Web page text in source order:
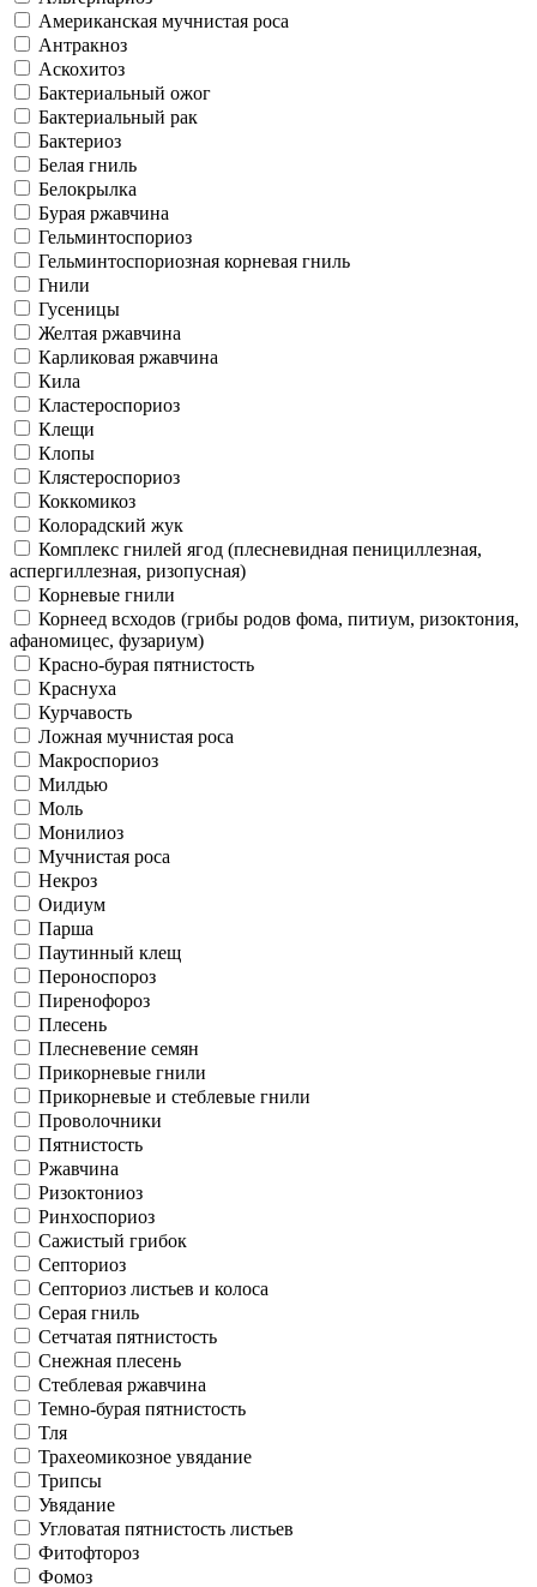
Американская мучнистая роса
Антракноз
Аскохитоз
Бактериальный ожог
Бактериальный рак
Бактериоз
Белая гниль
Белокрылка
Бурая ржавчина
Гельминтоспориоз
Гельминтоспориозная корневая гниль
Гнили
Гусеницы
Желтая ржавчина
Карликовая ржавчина
Кила
Кластероспориоз
Клещи
Клопы
Клястероспориоз
Коккомикоз
Колорадский жук
Комплекс гнилей ягод (плесневидная пенициллезная,
аспергиллезная, ризопусная)
Корневые гнили
Корнеед всходов (грибы родов фома, питиум, ризоктония,
афаномицес, фузариум)
Красно-бурая пятнистость
Краснуха
Курчавость
Ложная мучнистая роса
Макроспориоз
Милдью
Моль
Монилиоз
Мучнистая роса
Некроз
Оидиум
Парша
Паутинный клещ
Пероноспороз
Пиренофороз
Плесень
Плесневение семян
Прикорневые гнили
Прикорневые и стеблевые гнили
Проволочники
Пятнистость
Ржавчина
Ризоктониоз
Ринхоспориоз
Сажистый грибок
Септориоз
Септориоз листьев и колоса
Серая гниль
Сетчатая пятнистость
Снежная плесень
Стеблевая ржавчина
Темно-бурая пятнистость
Тля
Трахеомикозное увядание
Трипсы
Увядание
Угловатая пятнистость листьев
Фитофтороз
Фомоз